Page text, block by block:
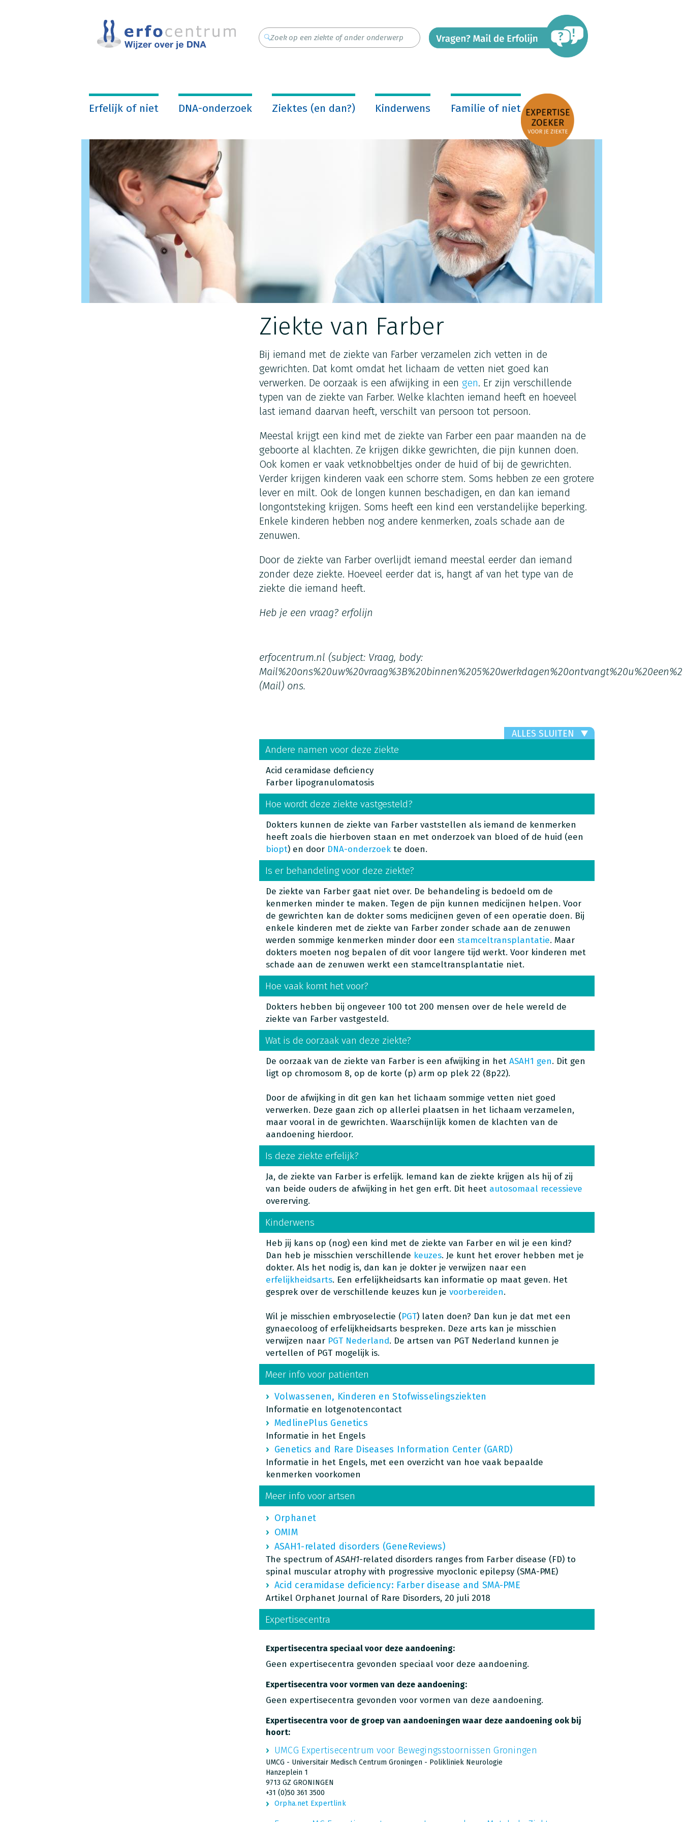
Erfelijk of niet DNA-onderzoek Ziektes (en dan?) Kinderwens Familie of niet
Ziekte van Farber
Bij iemand met de ziekte van Farber verzamelen zich vetten in de
gewrichten. Dat komt omdat het lichaam de vetten niet goed kan
verwerken. De oorzaak is een afwijking in een gen. Er zijn verschillende
typen van de ziekte van Farber. Welke klachten iemand heeft en hoeveel
last iemand daarvan heeft, verschilt van persoon tot persoon.
Meestal krijgt een kind met de ziekte van Farber een paar maanden na de
geboorte al klachten. Ze krijgen dikke gewrichten, die pijn kunnen doen.
Ook komen er vaak vetknobbeltjes onder de huid of bij de gewrichten.
Verder krijgen kinderen vaak een schorre stem. Soms hebben ze een grotere
lever en milt. Ook de longen kunnen beschadigen, en dan kan iemand
longontsteking krijgen. Soms heeft een kind een verstandelijke beperking.
Enkele kinderen hebben nog andere kenmerken, zoals schade aan de
zenuwen.
Door de ziekte van Farber overlijdt iemand meestal eerder dan iemand
zonder deze ziekte. Hoeveel eerder dat is, hangt af van het type van de
ziekte die iemand heeft.
Heb je een vraag? erfolijn
erfocentrum.nl (subject: Vraag, body:
(Mail)ons.
ALLES SLUITEN
Andere namen voor deze ziekte
Acid ceramidase deficiency
Farber lipogranulomatosis
Hoe wordt deze ziekte vastgesteld?
Dokters kunnen de ziekte van Farber vaststellen als iemand de kenmerken
heeft zoals die hierboven staan en met onderzoek van bloed of de huid (een
biopt) en door DNA-onderzoekte doen.
Is er behandeling voor deze ziekte?
De ziekte van Farber gaat niet over. De behandeling is bedoeld om de
kenmerken minder te maken. Tegen de pijn kunnen medicijnen helpen. Voor
de gewrichten kan de dokter soms medicijnen geven of een operatie doen. Bij
enkele kinderen met de ziekte van Farber zonder schade aan de zenuwen
werden sommige kenmerken minder door een stamceltransplantatie. Maar
dokters moeten nog bepalen of dit voor langere tijd werkt. Voor kinderen met
schade aan de zenuwen werkt een stamceltransplantatie niet.
Hoe vaak komt het voor?
Dokters hebben bij ongeveer 100 tot 200 mensen over de hele wereld de
ziekte van Farber vastgesteld.
Wat is de oorzaak van deze ziekte?
De oorzaak van de ziekte van Farber is een afwijking in het ASAH1 gen. Dit gen
ligt op chromosom 8, op de korte (p) arm op plek 22 (8p22).
Door de afwijking in dit gen kan het lichaam sommige vetten niet goed
verwerken. Deze gaan zich op allerlei plaatsen in het lichaam verzamelen,
maar vooral in de gewrichten. Waarschijnlijk komen de klachten van de
aandoening hierdoor.
Is deze ziekte erfelijk?
Ja, de ziekte van Farber is erfelijk. Iemand kan de ziekte krijgen als hij of zij
van beide ouders de afwijking in het gen erft. Dit heet autosomaal recessieve
overerving.
Kinderwens
Heb jij kans op (nog) een kind met de ziekte van Farber en wil je een kind?
Dan heb je misschien verschillende keuzes. Je kunt het erover hebben met je
dokter. Als het nodig is, dan kan je dokter je verwijzen naar een
erfelijkheidsarts. Een erfelijkheidsarts kan informatie op maat geven. Het
gesprek over de verschillende keuzes kun je voorbereiden.
Wil je misschien embryoselectie (PGT) laten doen? Dan kun je dat met een
gynaecoloog of erfelijkheidsarts bespreken. Deze arts kan je misschien
verwijzen naar PGT Nederland. De artsen van PGT Nederland kunnen je
vertellen of PGT mogelijk is.
Meer info voor patiënten
Volwassenen, Kinderen en Stofwisselingsziekten
Informatie en lotgenotencontact
MedlinePlus Genetics
Informatie in het Engels
Genetics and Rare Diseases Information Center (GARD)
Informatie in het Engels, met een overzicht van hoe vaak bepaalde
kenmerken voorkomen
Meer info voor artsen
Orphanet
OMIM
ASAH1-related disorders (GeneReviews)
The spectrum ofASAH1-related disorders ranges from Farber disease (FD) to
spinal muscular atrophy with progressive myoclonic epilepsy (SMA-PME)
Acid ceramidase deficiency: Farber disease and SMA-PME
Artikel Orphanet Journal of Rare Disorders, 20 juli 2018
Expertisecentra
Expertisecentra speciaal voor deze aandoening:
Geen expertisecentra gevonden speciaal voor deze aandoening.
Expertisecentra voor vormen van deze aandoening:
Geen expertisecentra gevonden voor vormen van deze aandoening.
Expertisecentra voor de groep van aandoeningen waar deze aandoening ook bij
hoort:
UMCG Expertisecentrum voor Bewegingsstoornissen Groningen
UMCG - Universitair Medisch Centrum Groningen - Polikliniek Neurologie
Hanzeplein 1
9713 GZ GRONINGEN
+31 (0)50 361 3500
Orpha.net Expertlink